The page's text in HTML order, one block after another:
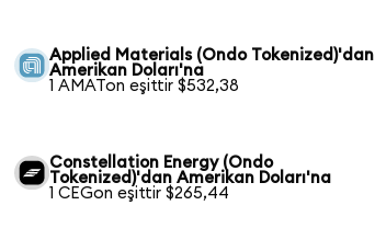
Applied Materials (Ondo Tokenized)'dan
Amerikan Doları'na
1 AMATon eşittir $532,38
Constellation Energy (Ondo
Tokenized)'dan Amerikan Doları'na
1 CEGon eşittir $265,44